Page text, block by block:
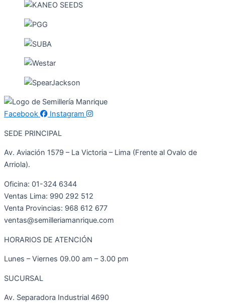
Facebook Instagram
SEDE PRINCIPAL
Av. Aviación 1579 – La Victoria – Lima (Frente al Ovalo de
Arriola).
Oficina: 01-324 6344
Ventas Lima: 990 292 512
Venta Provincias: 968 612 677
ventas@semilleriamanrique.com
HORARIOS DE ATENCIÓN
Lunes – Viernes 09.00 am – 3.00 pm
SUCURSAL
Av. Separadora Industrial 4690